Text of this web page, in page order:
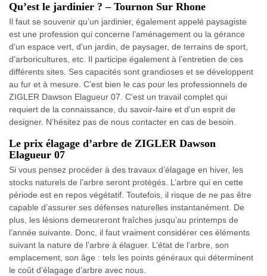
Qu’est le jardinier ? – Tournon Sur Rhone
Il faut se souvenir qu’un jardinier, également appelé paysagiste
est une profession qui concerne l’aménagement ou la gérance
d'un espace vert, d'un jardin, de paysager, de terrains de sport,
d’arboricultures, etc. Il participe également à l’entretien de ces
différents sites. Ses capacités sont grandioses et se développent
au fur et à mesure. C’est bien le cas pour les professionnels de
ZIGLER Dawson Elagueur 07. C’est un travail complet qui
requiert de la connaissance, du savoir-faire et d’un esprit de
designer. N’hésitez pas de nous contacter en cas de besoin.
Le prix élagage d’arbre de ZIGLER Dawson
Elagueur 07
Si vous pensez procéder à des travaux d’élagage en hiver, les
stocks naturels de l’arbre seront protégés. L’arbre qui en cette
période est en repos végétatif. Toutefois, il risque de ne pas être
capable d’assurer ses défenses naturelles instantanément. De
plus, les lésions demeureront fraîches jusqu’au printemps de
l’année suivante. Donc, il faut vraiment considérer ces éléments
suivant la nature de l’arbre à élaguer. L’état de l’arbre, son
emplacement, son âge : tels les points généraux qui déterminent
le coût d’élagage d’arbre avec nous.